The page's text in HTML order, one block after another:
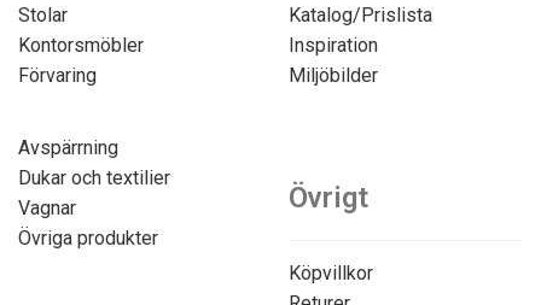
Stolar
Kontorsmöbler
Förvaring
Avspärrning
Dukar och textilier
Vagnar
Övriga produkter
Katalog/Prislista
Inspiration
Miljöbilder
Övrigt
Köpvillkor